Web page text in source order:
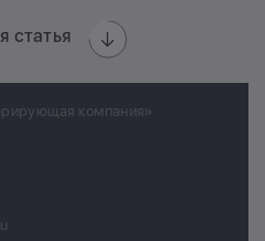
статья
компания»